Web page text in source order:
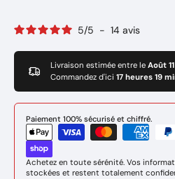
Cordons plats à légèrement
(Branchement du porte électrode
Marque: GYS
Rèf: 084414
5/5 - 14 avis
Livraison estimée entre le Août 11
Commandez d'ici 17 heures 19
Paiement 100% sécurisé et chiffré.
Achetez en toute sérénité. Vos
stockées et restent totalement